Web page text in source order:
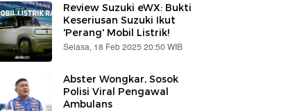
Review Suzuki eWX: Bukti
Keseriusan Suzuki Ikut
'Perang' Mobil Listrik!
Selasa, 18 Feb 2025 20:50 WIB
Abster Wongkar, Sosok
Polisi Viral Pengawal
Ambulans